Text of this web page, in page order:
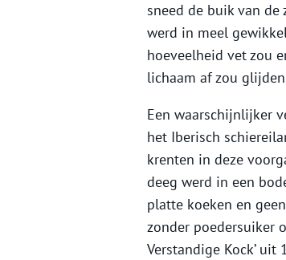
sneed de buik van
werd in meel
hoeveelheid vet zou
lichaam af zou
Een waarschijnlijker
het Iberisch
krenten in deze
deeg werd in een
platte koeken en
zonder poedersuiker
Verstandige Kock’